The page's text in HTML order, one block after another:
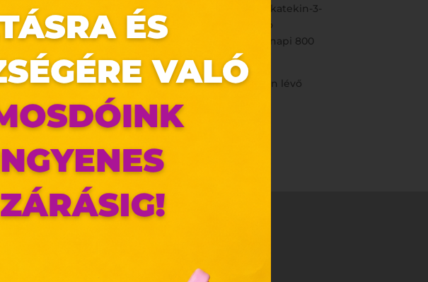
gyógyszerszedés esetén. EGCG (-)-epigallokatekin-3-
nem fogyaszthatják. Más, zöld teát tartalmazó
nem érheti el, illetve haladhatja meg a napi 800
címkéjén, vagy a www.biotechusa.hu termékoldalán lévő
oldalon találhatóak.
„süti") alkalmazunk.
tárolnak webes